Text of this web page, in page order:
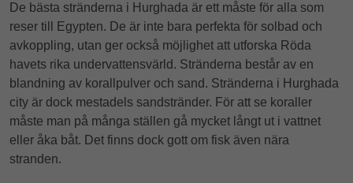
De bästa stränderna i Hurghada är ett måste för alla som
reser till Egypten. De är inte bara perfekta för solbad och
avkoppling, utan ger också möjlighet att utforska Röda
havets rika undervattensvärld. Stränderna består av en
blandning av korallpulver och sand. Stränderna i Hurghada
city är dock mestadels sandstränder. För att se koraller
måste man på många ställen gå mycket långt ut i vattnet
eller åka båt. Det finns dock gott om fisk även nära
stranden.